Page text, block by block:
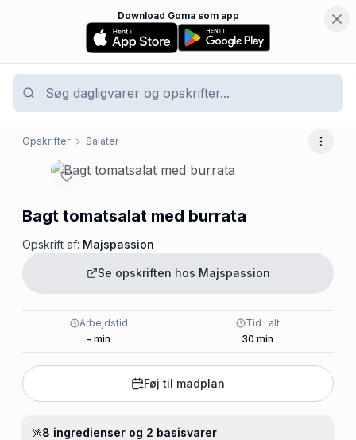
Download Goma som app
Opskrifter Salater Flere
Bagt tomatsalat med burrata
Opskrift af: Majspassion
Se opskriften hos Majspassion
Arbejdstid
- min
Tid i alt
30 min
Føj til madplan
8 ingredienser og 2 basisvarer